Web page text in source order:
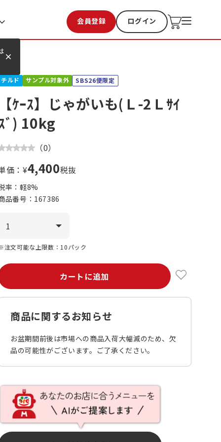
会員登録 ログイン
お気に入り 過去購入
チルド サンプル対象外 SBS26便限定
【ｹｰｽ】じゃがいも(Ｌ-2Ｌｻｲ
ﾞ) 10kg
（0）
価：¥4,400税抜
率：軽8%
品番号： 167386
注文可能な上限数：10パック
カートに追加
商品に関するお知らせ
お盆期間前後は市場への商品入荷大幅減のため、欠
品の可能性がございます。ご了承ください。